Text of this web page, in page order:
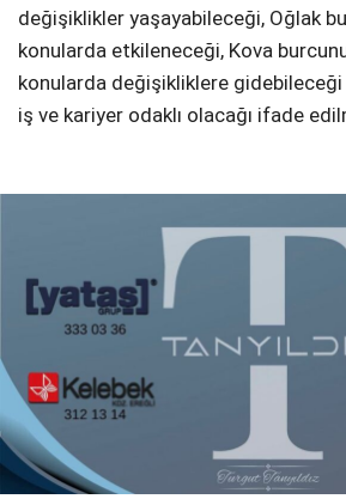
değişiklikler yaşayabileceği, Oğlak
konularda etkileneceği, Kova
konularda değişikliklere gidebileceği
iş ve kariyer odaklı olacağı ifade